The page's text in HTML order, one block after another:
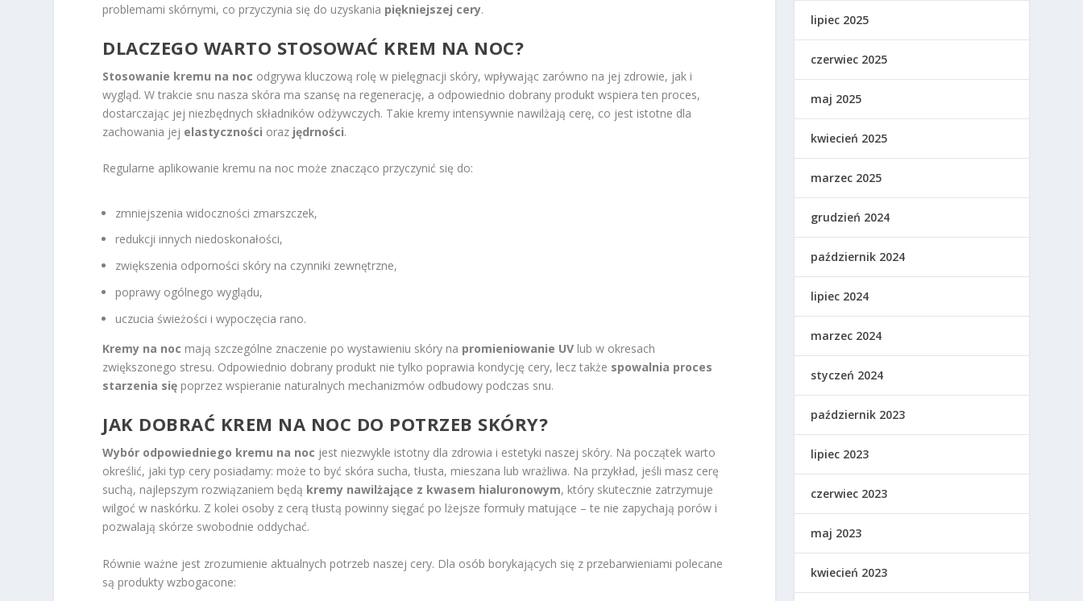
problemami skórnymi, co przyczynia się do uzyskania piękniejszej cery.
DLACZEGO WARTO STOSOWAĆ KREM NA NOC?
Stosowanie kremu na noc odgrywa kluczową rolę w pielęgnacji skóry, wpływając zarówno na jej zdrowie, jak i
wygląd. W trakcie snu nasza skóra ma szansę na regenerację, a odpowiednio dobrany produkt wspiera ten proces,
dostarczając jej niezbędnych składników odżywczych. Takie kremy intensywnie nawilżają cerę, co jest istotne dla
zachowania jej elastyczności oraz jędrności.
Regularne aplikowanie kremu na noc może znacząco przyczynić się do:
zmniejszenia widoczności zmarszczek,
redukcji innych niedoskonałości,
zwiększenia odporności skóry na czynniki zewnętrzne,
poprawy ogólnego wyglądu,
uczucia świeżości i wypoczęcia rano.
Kremy na noc mają szczególne znaczenie po wystawieniu skóry na promieniowanie UV lub w okresach
zwiększonego stresu. Odpowiednio dobrany produkt nie tylko poprawia kondycję cery, lecz także spowalnia proces
starzenia się poprzez wspieranie naturalnych mechanizmów odbudowy podczas snu.
JAK DOBRAĆ KREM NA NOC DO POTRZEB SKÓRY?
Wybór odpowiedniego kremu na noc jest niezwykle istotny dla zdrowia i estetyki naszej skóry. Na początek warto
określić, jaki typ cery posiadamy: może to być skóra sucha, tłusta, mieszana lub wrażliwa. Na przykład, jeśli masz cerę
suchą, najlepszym rozwiązaniem będą kremy nawilżające z kwasem hialuronowym, który skutecznie zatrzymuje
wilgoć w naskórku. Z kolei osoby z cerą tłustą powinny sięgać po lżejsze formuły matujące – te nie zapychają porów i
pozwalają skórze swobodnie oddychać.
Równie ważne jest zrozumienie aktualnych potrzeb naszej cery. Dla osób borykających się z przebarwieniami polecane
są produkty wzbogacone:
lipiec 2025
czerwiec 2025
maj 2025
kwiecień 2025
marzec 2025
grudzień 2024
październik 2024
lipiec 2024
marzec 2024
styczeń 2024
październik 2023
lipiec 2023
czerwiec 2023
maj 2023
kwiecień 2023